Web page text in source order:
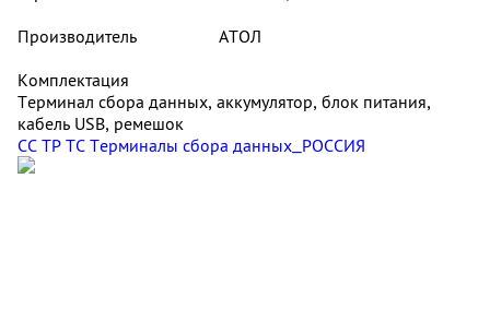
Производитель
АТОЛ
Комплектация
Терминал сбора данных, аккумулятор, блок питания,
кабель USB, ремешок
СС ТР ТС Терминалы сбора данных_РОССИЯ